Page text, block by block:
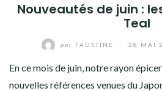
Nouveautés de juin :
Teal
par FAUSTINE 28 MAI
En ce mois de juin, notre rayon
nouvelles références venues du